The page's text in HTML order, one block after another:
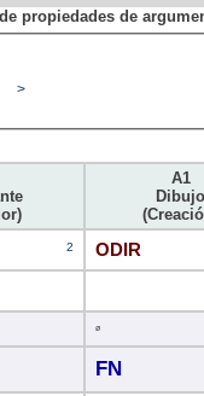
propiedades de
>
A1
2 ODIR
ø
FN